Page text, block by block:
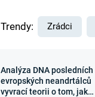
Výročí
Trendy: Zrádci
Analýza DNA posledních
evropských neandrtálců
vyvrací teorii o tom, jak